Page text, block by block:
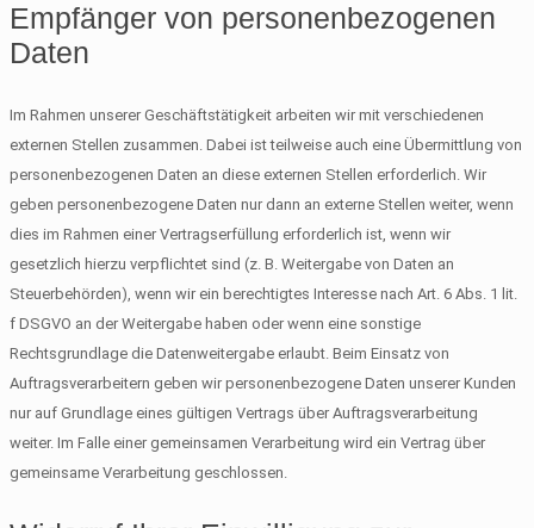
Empfänger von personenbezogenen
Daten
Im Rahmen unserer Geschäftstätigkeit arbeiten wir mit verschiedenen
externen Stellen zusammen. Dabei ist teilweise auch eine Übermittlung von
personenbezogenen Daten an diese externen Stellen erforderlich. Wir
geben personenbezogene Daten nur dann an externe Stellen weiter, wenn
dies im Rahmen einer Vertragserfüllung erforderlich ist, wenn wir
gesetzlich hierzu verpflichtet sind (z. B. Weitergabe von Daten an
Steuerbehörden), wenn wir ein berechtigtes Interesse nach Art. 6 Abs. 1 lit.
f DSGVO an der Weitergabe haben oder wenn eine sonstige
Rechtsgrundlage die Datenweitergabe erlaubt. Beim Einsatz von
Auftragsverarbeitern geben wir personenbezogene Daten unserer Kunden
nur auf Grundlage eines gültigen Vertrags über Auftragsverarbeitung
weiter. Im Falle einer gemeinsamen Verarbeitung wird ein Vertrag über
gemeinsame Verarbeitung geschlossen.